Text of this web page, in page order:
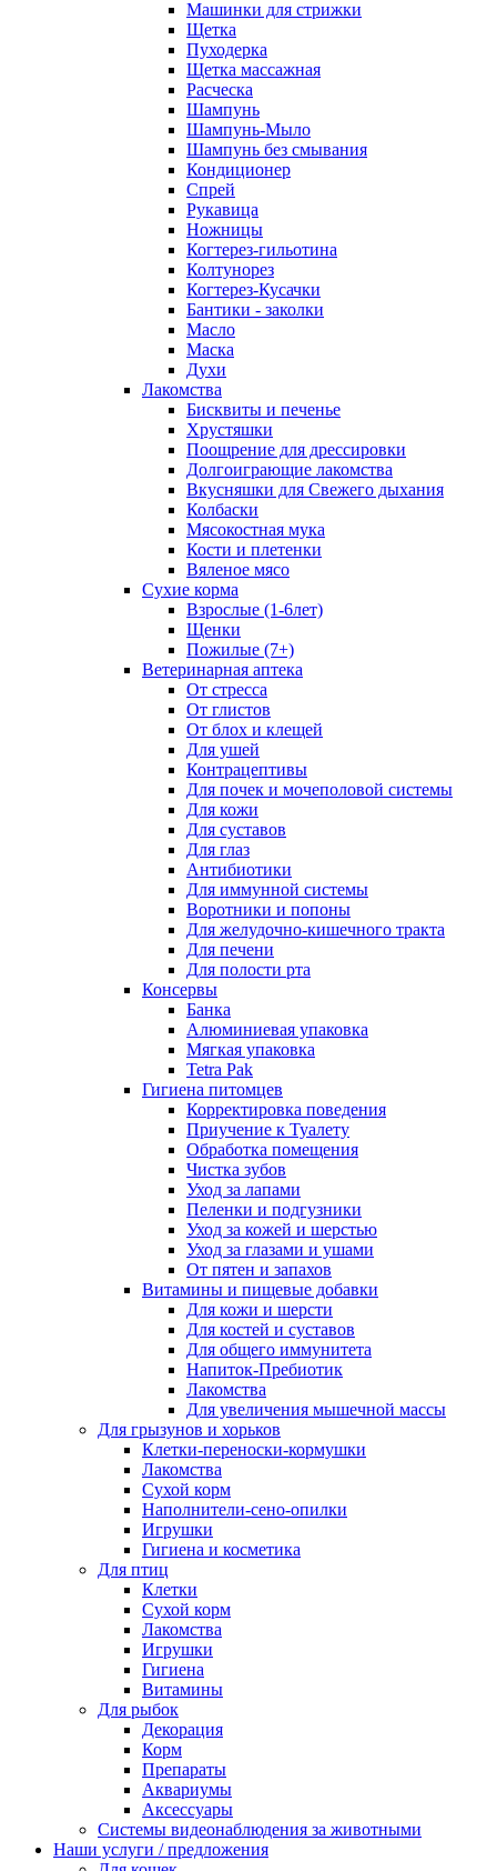
Машинки для стрижки
Щетка
Пуходерка
Щетка массажная
Расческа
Шампунь
Шампунь-Мыло
Шампунь без cмывания
Кондиционер
Спрей
Рукавица
Ножницы
Когтерез-гильотина
Колтунорез
Когтерез-Кусачки
Бантики - заколки
Масло
Маска
Духи
Лакомства
Бисквиты и печенье
Хрустяшки
Поощрение для дрессировки
Долгоиграющие лакомства
Вкусняшки для Свежего дыхания
Колбаски
Мясокостная мука
Кости и плетенки
Вяленое мясо
Сухие корма
Взрослые (1-6лет)
Щенки
Пожилые (7+)
Ветеринарная аптека
От стресса
От глистов
От блох и клещей
Для ушей
Контрацептивы
Для почек и мочеполовой системы
Для кожи
Для суставов
Для глаз
Антибиотики
Для иммунной системы
Воротники и попоны
Для желудочно-кишечного тракта
Для печени
Для полости рта
Консервы
Банка
Алюминиевая упаковка
Мягкая упаковка
Tetra Pak
Гигиена питомцев
Корректировка поведения
Приучение к Туалету
Обработка помещения
Чистка зубов
Уход за лапами
Пеленки и подгузники
Уход за кожей и шерстью
Уход за глазами и ушами
От пятен и запахов
Витамины и пищевые добавки
Для кожи и шерсти
Для костей и суставов
Для общего иммунитета
Напиток-Пребиотик
Лакомства
Для увеличения мышечной массы
Для грызунов и хорьков
Клетки-переноски-кормушки
Лакомства
Сухой корм
Наполнители-сено-опилки
Игрушки
Гигиена и косметика
Для птиц
Клетки
Сухой корм
Лакомства
Игрушки
Гигиена
Витамины
Для рыбок
Декорация
Корм
Препараты
Аквариумы
Аксессуары
Cистемы видеонаблюдения за животными
Наши услуги / предложения